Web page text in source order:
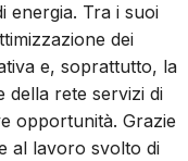
energia. Tra i suoi
dei
e, soprattutto, la
della rete servizi di
opportunità. Grazie
al lavoro svolto di